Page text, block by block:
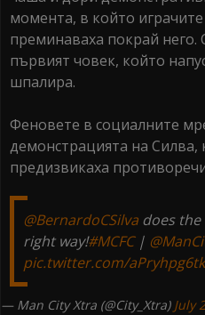
момента, в който
преминаваха покрай него.
първият човек, който
шпалира.
Феновете в социалните
демонстрацията на Силва,
предизвикаха
@BernardoCSilva does
right way!#MCFC|
pic.twitter.com/aPryhpg6tk
— Man City Xtra (@City_Xtra) July